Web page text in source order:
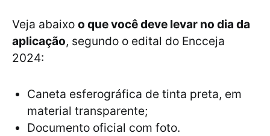
Veja abaixo o que você deve levar no dia da
aplicação, segundo o edital do Encceja
2024:
Caneta esferográfica de tinta preta, em
material transparente;
Documento oficial com foto.